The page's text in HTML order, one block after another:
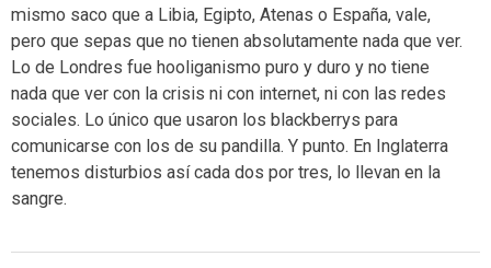
mismo saco que a Libia, Egipto, Atenas o España, vale,
pero que sepas que no tienen absolutamente nada que ver.
Lo de Londres fue hooliganismo puro y duro y no tiene
nada que ver con la crisis ni con internet, ni con las redes
sociales. Lo único que usaron los blackberrys para
comunicarse con los de su pandilla. Y punto. En Inglaterra
tenemos disturbios así cada dos por tres, lo llevan en la
sangre.